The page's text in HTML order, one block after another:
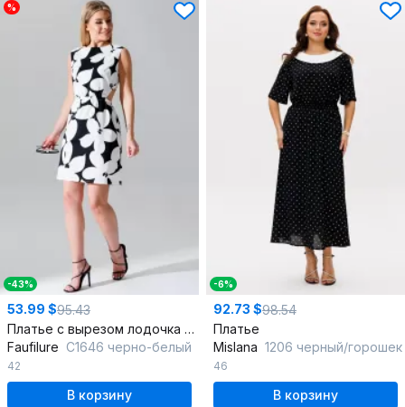
%
-43%
53.99 $95.43
Платье с вырезом лодочка из текстиля и хлопка с резинкой по талии
Faufilure C1646 черно-белый
42
В корзину
-6%
92.73 $98.54
Платье
Mislana 1206 черный/горошек
46
В корзину